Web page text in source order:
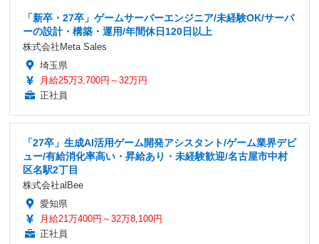
「新卒・27卒」ゲームサーバーエンジニア/未経験OK/サーバ
ーの設計・構築・運用/年間休日120日以上
株式会社Meta Sales
埼玉県
月給25万3,700円～32万円
正社員
「27卒」生成AI活用ゲーム開発アシスタント/ゲーム業界デビ
ュー/有給消化率高い・昇給あり・未経験歓迎/名古屋市中村
区名駅2丁目
株式会社alBee
愛知県
月給21万400円～32万8,100円
正社員